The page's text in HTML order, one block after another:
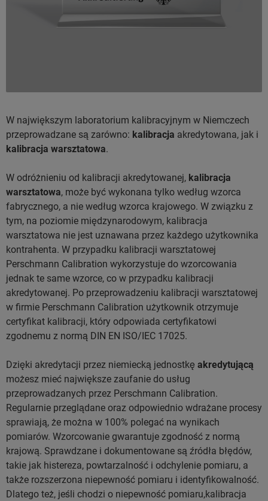
W największym laboratorium kalibracyjnym w Niemczech
przeprowadzane są zarówno: kalibracja akredytowana, jak i
kalibracja warsztatowa.
W odróżnieniu od kalibracji akredytowanej, kalibracja
warsztatowa, może być wykonana tylko według wzorca
fabrycznego, a nie według wzorca krajowego. W związku z
tym, na poziomie międzynarodowym, kalibracja
warsztatowa nie jest uznawana przez każdego użytkownika
kontrahenta. W przypadku kalibracji warsztatowej
Perschmann Calibration wykorzystuje do wzorcowania
jednak te same wzorce, co w przypadku kalibracji
akredytowanej. Po przeprowadzeniu kalibracji warsztatowej
w firmie Perschmann Calibration użytkownik otrzymuje
certyfikat kalibracji, który odpowiada certyfikatowi
zgodnemu z normą DIN EN ISO/IEC 17025.
Dzięki akredytacji przez niemiecką jednostkę akredytującą
możesz mieć największe zaufanie do usług
przeprowadzanych przez Perschmann Calibration.
Regularnie przeglądane oraz odpowiednio wdrażane procesy
sprawiają, że można w 100% polegać na wynikach
pomiarów. Wzorcowanie gwarantuje zgodność z normą
krajową. Sprawdzane i dokumentowane są źródła błędów,
takie jak histereza, powtarzalność i odchylenie pomiaru, a
także rozszerzona niepewność pomiaru i identyfikowalność.
Dlatego też, jeśli chodzi o niepewność pomiaru,kalibracja